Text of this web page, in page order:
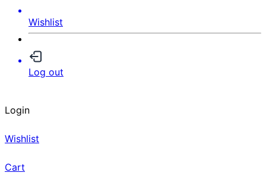
Wishlist
Log out
Login
Wishlist
Cart